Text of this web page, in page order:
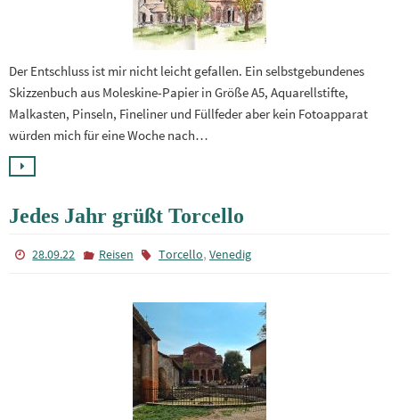
Der Entschluss ist mir nicht leicht gefallen. Ein selbstgebundenes
Skizzenbuch aus Moleskine-Papier in Größe A5, Aquarellstifte,
Malkasten, Pinseln, Fineliner und Füllfeder aber kein Fotoapparat
würden mich für eine Woche nach…
Jedes Jahr grüßt Torcello
28.09.22 Reisen Torcello, Venedig